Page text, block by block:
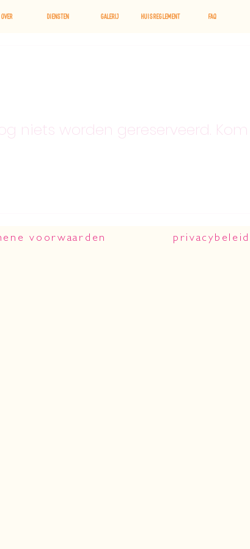
OVER Diensten Galerij Huisreglement FAQ
niets worden gereserveerd.
voorwaarden privacybeleid